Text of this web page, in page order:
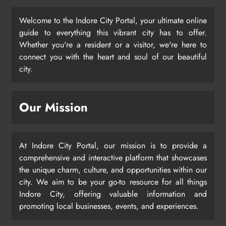
Welcome to the Indore City Portal, your ultimate online
guide to everything this vibrant city has to offer.
Whether you're a resident or a visitor, we're here to
connect you with the heart and soul of our beautiful
city.
Our Mission
At Indore City Portal, our mission is to provide a
comprehensive and interactive platform that showcases
the unique charm, culture, and opportunities within our
city. We aim to be your go-to resource for all things
Indore City, offering valuable information and
promoting local businesses, events, and experiences.